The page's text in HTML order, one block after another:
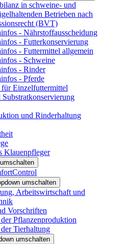
in schweine- und
Betrieben nach
(BVT)
- Nährstoffausscheidung
- Futterkonservierung
- Futtermittel allgemein
- Schweine
- Rinder
- Pferde
Einzelfuttermittel
Substratkonservierung
und Rinderhaltung
Klauenpfleger
umschalten
Arbeitswirtschaft und
Vorschriften
Pflanzenproduktion
Tierhaltung
umschalten